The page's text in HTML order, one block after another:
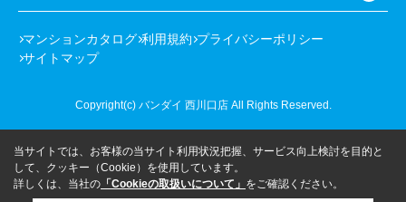
マンションカタログ 利用規約 プライバシーポリシー
サイトマップ
Copyright(c) バンダイ 西川口店 All Rights Reserved.
当サイトでは、お客様の当サイト利用状況把握、サービス向上検討を目的と
して、クッキー（Cookie）を使用しています。
詳しくは、当社の 「Cookieの取扱いについて」 をご確認ください。